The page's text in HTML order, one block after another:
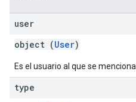
user
object (User)
Es el usuario al que se menciona.
type